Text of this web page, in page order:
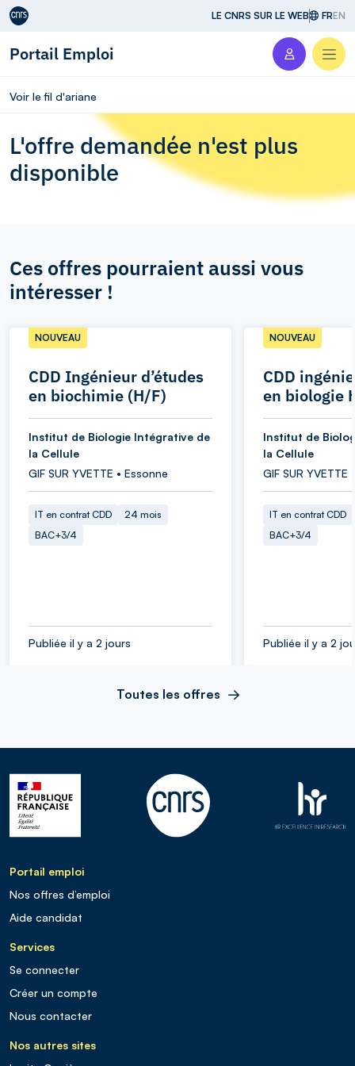
Aller au contenu LE CNRS SUR LE WEB FREN
Portail Emploi
Voir le fil d'ariane
L'offre demandée n'est plus
disponible
Ces offres pourraient aussi vous
intéresser !
CDD Ingénieur d’études
en biochimie (H/F)
NOUVEAU
Institut de Biologie Intégrative de
la Cellule
GIF SUR YVETTE • Essonne
IT en contrat CDD
24 mois
BAC+3/4
Publiée il y a 2 jours
CDD
en biologie
NOUVEAU
Institut de
la Cellule
GIF SUR YVETTE
IT en contrat CDD
BAC+3/4
Publiée il y a 2
Toutes les offres
Portail emploi
Nos offres d’emploi
Aide candidat
Services
Se connecter
Créer un compte
Nous contacter
Nos autres sites